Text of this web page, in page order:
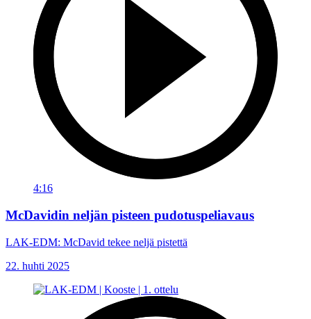
4:16
McDavidin neljän pisteen pudotuspeliavaus
LAK-EDM: McDavid tekee neljä pistettä
22. huhti 2025